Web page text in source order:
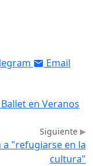
Email
en Veranos
Siguiente
a "refugiarse en la
cultura"